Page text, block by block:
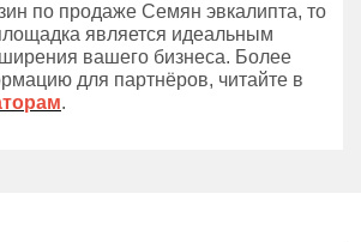
по продаже Семян эвкалипта, то
является идеальным
вашего бизнеса. Более
для партнёров, читайте в
.